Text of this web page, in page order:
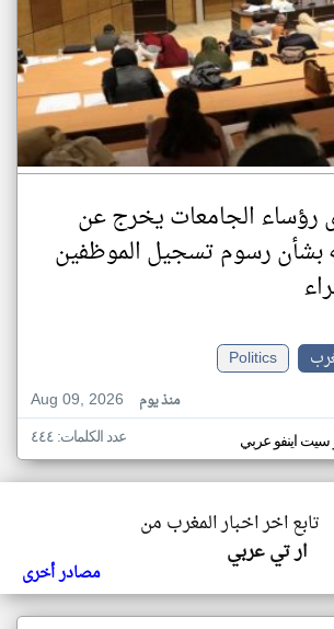
رؤساء الجامعات يخرج عن
بشأن رسوم تسجيل الموظفين
Politics
Aug 09, 2026
منذ يوم
سيت اينفو عربي عدد الكلمات: ٤٤٤
تابع اخر اخبار المغرب من
ار تي عربي
مصادر أخرى